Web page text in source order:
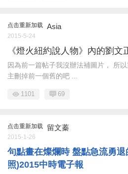
点击重新加载 Asia
2015-5-24
《燈火紐約說人物》內的劉文
因為前一篇帖子我沒辦法補圖片， 所
主刪掉前一個舊的吧 ...
1101 69
点击重新加载 留文蓁
2015-1-26
句點畫在燦爛時 盤點急流勇
照)2015中時電子報